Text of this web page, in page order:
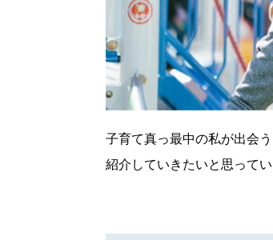
子育て真っ最中の私が出会
紹介していきたいと思って